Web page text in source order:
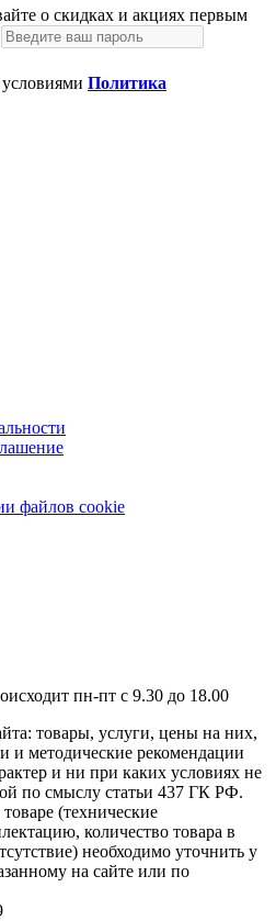
о скидках и акциях первым
Политика
файлов cookie
пн-пт с 9.30 до 18.00
товары, услуги, цены на них,
и методические рекомендации
и ни при каких условиях не
по смыслу статьи 437 ГК РФ.
(технические
количество товара в
необходимо уточнить у
на сайте или по